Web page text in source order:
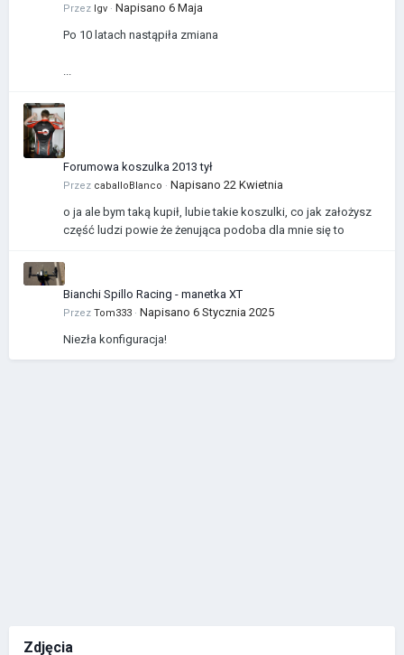
Przez Igv · Napisano 6 Maja
Po 10 latach nastąpiła zmiana
...
Forumowa koszulka 2013 tył
Przez caballoBlanco · Napisano 22 Kwietnia
o ja ale bym taką kupił, lubie takie koszulki, co jak założysz
część ludzi powie że żenująca podoba dla mnie się to
Bianchi Spillo Racing - manetka XT
Przez Tom333 · Napisano 6 Stycznia 2025
Niezła konfiguracja!
Zdjęcia